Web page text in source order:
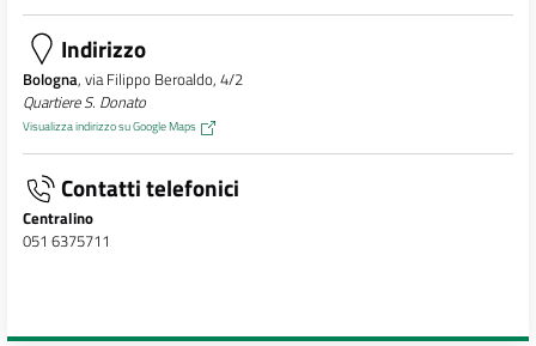
Indirizzo
Bologna, via Filippo Beroaldo, 4/2
Quartiere S. Donato
Visualizza indirizzo su Google Maps
Contatti telefonici
Centralino
051 6375711